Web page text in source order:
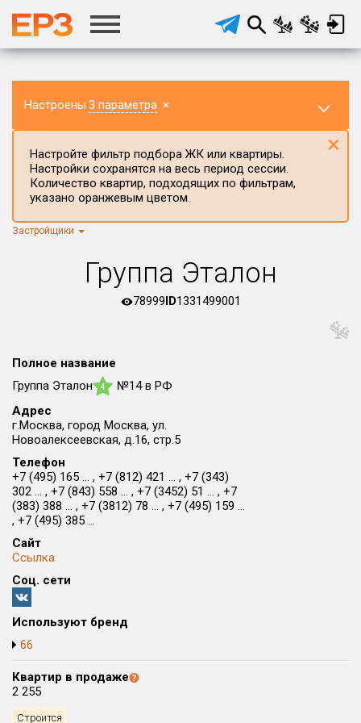
Настроены 3 параметра ×
Регион ЖК
Район в регионе
Округ
Район в городе
Все
Цена
от до
Общая площадь, м²
от
Срок сдачи
Кол-во комнат
Настройте фильтр подбора ЖК или квартиры.
Настройки сохранятся на весь период сессии.
Количество квартир, подходящих по фильтрам,
указано оранжевым цветом.
×
Застройщики
Группа Эталон
78999ID1331499001
Полное название
Группа Эталон
4
№14 в РФ
Адрес
г.Москва, город Москва, ул.
Новоалексеевская, д.16, стр.5
Телефон
+7 (495) 165 ... , +7 (812) 421 ... , +7 (343)
302 ... , +7 (843) 558 ... , +7 (3452) 51 ... , +7
(383) 388 ... , +7 (3812) 78 ... , +7 (495) 159 ...
, +7 (495) 385 ...
Сайт
Ссылка
Соц. сети
Используют бренд
66
Квартир в продаже
2 255
Строится